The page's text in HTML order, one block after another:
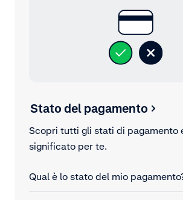
Stato del pagamento
Scopri tutti gli stati di pagamento
significato per te.
Qual è lo stato del mio